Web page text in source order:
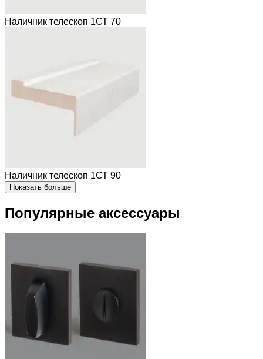
Наличник телескоп 1СТ 70
Наличник телескоп 1СТ 90
Показать больше
Популярные аксессуары